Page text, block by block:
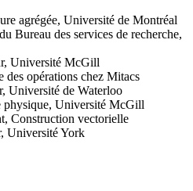
agrégée, Université de Montréal
Bureau des services de recherche,
Université McGill
des opérations chez Mitacs
Université de Waterloo
physique, Université McGill
Construction vectorielle
Université York